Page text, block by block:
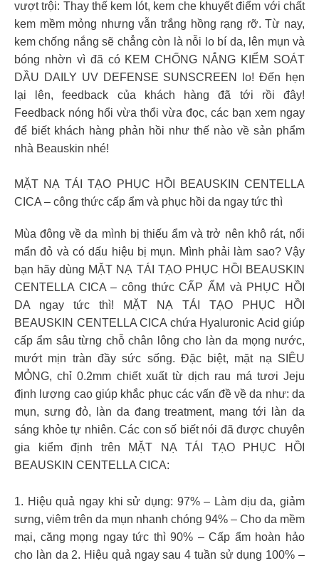
vượt trội: Thay thế kem lót, kem che khuyết điểm với chất
kem mềm mỏng nhưng vẫn trắng hồng rạng rỡ. Từ nay,
kem chống nắng sẽ chẳng còn là nỗi lo bí da, lên mụn và
bóng nhờn vì đã có KEM CHỐNG NẮNG KIỂM SOÁT
DẦU DAILY UV DEFENSE SUNSCREEN lo! Đến hẹn
lại lên, feedback của khách hàng đã tới rồi đây!
Feedback nóng hổi vừa thổi vừa đọc, các bạn xem ngay
để biết khách hàng phản hồi như thế nào về sản phẩm
nhà Beauskin nhé!
MẶT NẠ TÁI TẠO PHỤC HỒI BEAUSKIN CENTELLA
CICA – công thức cấp ẩm và phục hồi da ngay tức thì
Mùa đông về da mình bị thiếu ẩm và trở nên khô rát, nổi
mẩn đỏ và có dấu hiệu bị mụn. Mình phải làm sao? Vậy
bạn hãy dùng MẶT NẠ TÁI TẠO PHỤC HỒI BEAUSKIN
CENTELLA CICA – công thức CẤP ẨM và PHỤC HỒI
DA ngay tức thì! MẶT NẠ TÁI TẠO PHỤC HỒI
BEAUSKIN CENTELLA CICA chứa Hyaluronic Acid giúp
cấp ẩm sâu từng chỗ chân lông cho làn da mọng nước,
mướt mịn tràn đầy sức sống. Đặc biệt, mặt nạ SIÊU
MỎNG, chỉ 0.2mm chiết xuất từ dịch rau má tươi Jeju
định lượng cao giúp khắc phục các vấn đề về da như: da
mụn, sưng đỏ, làn da đang treatment, mang tới làn da
sáng khỏe tự nhiên.Các con số biết nói đã được chuyên
gia kiểm định trên MẶT NẠ TÁI TẠO PHỤC HỒI
BEAUSKIN CENTELLA CICA:
1. Hiệu quả ngay khi sử dụng: 97% – Làm dịu da, giảm
sưng, viêm trên da mụn nhanh chóng 94% – Cho da mềm
mại, căng mọng ngay tức thì 90% – Cấp ẩm hoàn hảo
cho làn da 2. Hiệu quả ngay sau 4 tuần sử dụng 100% –